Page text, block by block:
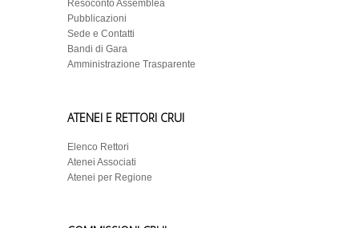
Resoconto Assemblea
Pubblicazioni
Sede e Contatti
Bandi di Gara
Amministrazione Trasparente
ATENEI E RETTORI CRUI
Elenco Rettori
Atenei Associati
Atenei per Regione